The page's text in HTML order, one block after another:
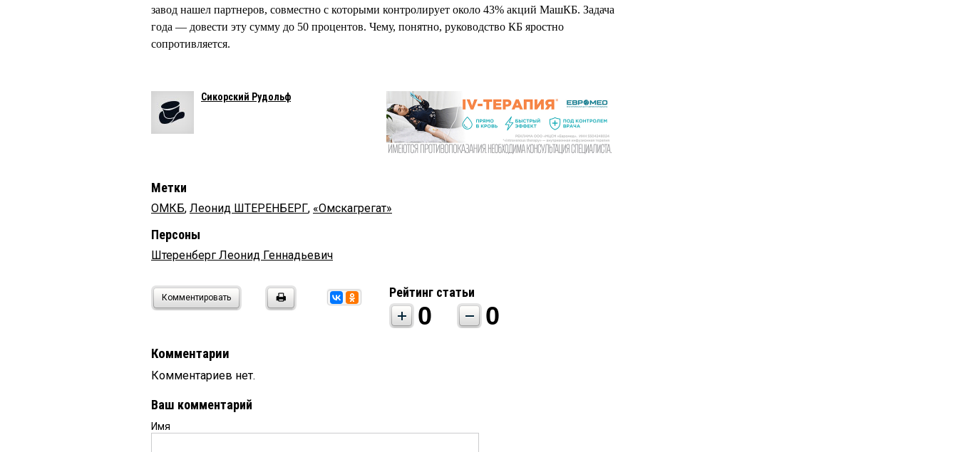
завод нашел партнеров, совместно с которыми контролирует около 43% акций МашКБ. Задача
года — довести эту сумму до 50 процентов. Чему, понятно, руководство КБ яростно
сопротивляется.
Сикорский Рудольф
Метки
ОМКБ, Леонид ШТЕРЕНБЕРГ, «Омскагрегат»
Персоны
Штеренберг Леонид Геннадьевич
Комментировать Рейтинг статьи
0 0
Комментарии
Комментариев нет.
Ваш комментарий
Имя